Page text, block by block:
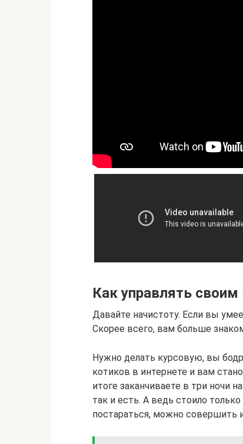
Как управлять
Давайте начистоту. Если вы
Скорее всего, вам больше
Нужно делать курсовую, вы
котиков в интернете и вам
итоге заканчиваете в три ночи
так и есть. А ведь стоило
постараться, можно совершить